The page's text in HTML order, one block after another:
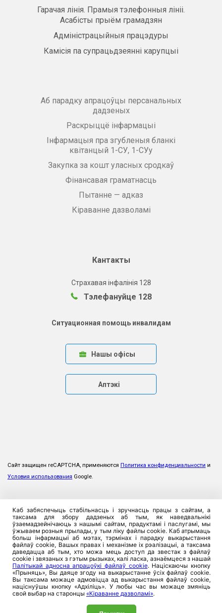
Гарачая лінія. Прамыя тэлефонныя лініі.
Асабісты прыём грамадзян
Адміністрацыйныя працэдуры
Камісія па супрацьдзеянні карупцыі
Аб парадку апрацоўцы персанальных
дадзеных
Раскрыццё інфармацыі
Інфармацыя пра згубленыя бланкі
квітанцый 1-СУ, 1-СУу
Закупка за кошт уласных сродкаў
Фінансавая граматнасць
Пытанне — адказ
Кіраванне дазволамі
Кантакты
Страхавая інфалінія 128
Тэлефануйце 128
Ситуационная помощь инвалидам
Нашы офісы
Аптэкі
Сайт защищен reCAPTCHA, применяются Политика конфиденциальности и
Условия использования Google.
Каб забяспечыць стабільнасць і зручнасць працы з сайтам, а
таксама для збору дадзеных аб тым, як наведвальнікі
ўзаемадзейнічаюць з нашымі сайтам, прадуктамі і паслугамі, мы
ўжываем розныя прылады, у тым ліку файлы cookie. Каб атрымаць
больш інфармацыі аб мэтах, тэрмінах і парадку выкарыстання
файлаў cookie, Вашых правах і механізме іх рэалізацыі, а таксама
даведацца аб тым, хто можа мець доступ да звестак з файлаў
cookie і звязаных з гэтым рызыках, калі ласка, азнаёмцеся з нашай
Палітыкай адносна апрацоўкі файлаў cookie. Націскаючы кнопку
«Прыняць», Вы даяце згоду на выкарыстанне ўсіх файлаў cookie.
Вы таксама можаце адмовіцца ад выкарыстання файлаў cookie,
націснуўшы кнопку «Адхіліць». У любы час вы можаце змяніць
свой выбар на старонцы «Кіраванне дазволамі».